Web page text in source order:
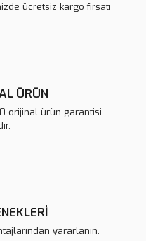
ücretsiz kargo fırsatı
ÜRÜN
orijinal ürün garantisi
yararlanın.